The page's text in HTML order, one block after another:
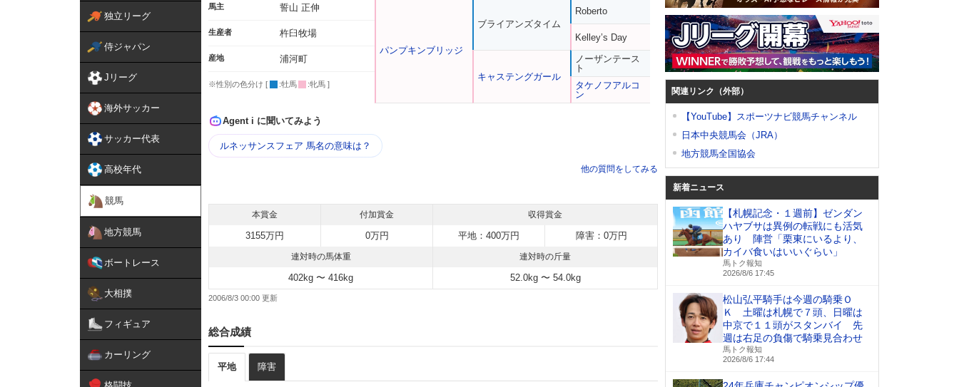
独立リーグ
侍ジャパン
Jリーグ
海外サッカー
サッカー代表
高校年代
競馬
地方競馬
ボートレース
大相撲
フィギュア
カーリング
馬主 誓山 正伸
生産者 杵臼牧場
産地 浦河町
※性別の色分け [ :牡馬 :牝馬 ]
パンプキンブリッジ
ブライアンズタイム
キャステングガール
Roberto
Kelley’s Day
ノーザンテース
ト
タケノフアルコ
ン
Agent i に聞いてみよう
ルネッサンスフェア 馬名の意味は？
他の質問をしてみる
本賞金 付加賞金 収得賞金
3155万円 0万円 平地：400万円 障害：0万円
連対時の馬体重 連対時の斤量
402kg 〜 416kg 52.0kg 〜 54.0kg
2006/8/3 00:00
総合成績
平地 障害
関連リンク（外部）
【YouTube】スポーツナビ競馬チャンネル
日本中央競馬会（JRA）
地方競馬全国協会
新着ニュース
【札幌記念・１週前】ゼンダン
ハヤブサは異例の転戦にも活気
あり 陣営「栗東にいるより、
カイバ食いはいいぐらい」
馬トク報知
2026/8/6 17:45
松山弘平騎手は今週の騎乗Ｏ
Ｋ 土曜は札幌で７頭、日曜は
中京で１１頭がスタンバイ 先
週は右足の負傷で騎乗見合わせ
馬トク報知
2026/8/6 17:44